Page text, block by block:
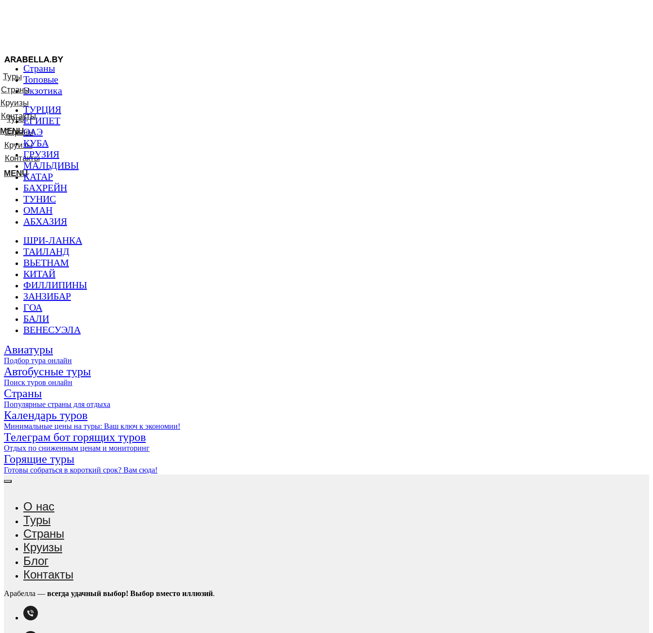
Туры
Страны
Круизы
Контакты
MENU
Туры
Страны
Круизы
Контакты
MENU
Страны
Топовые
Экзотика
ТУРЦИЯ
ЕГИПЕТ
ОАЭ
КУБА
ГРУЗИЯ
МАЛЬДИВЫ
КАТАР
БАХРЕЙН
ТУНИС
ОМАН
АБХАЗИЯ
ШРИ-ЛАНКА
ТАИЛАНД
ВЬЕТНАМ
КИТАЙ
ФИЛЛИПИНЫ
ЗАНЗИБАР
ГОА
БАЛИ
ВЕНЕСУЭЛА
Авиатуры
Подбор тура онлайн
Автобусные туры
Поиск туров онлайн
Страны
Популярные страны для отдыха
Календарь туров
Минимальные цены на туры: Ваш ключ к экономии!
Телеграм бот горящих туров
Отдых по сниженным ценам и мониторинг
Горящие туры
Готовы собраться в короткий срок? Вам сюда!
О нас
Туры
Страны
Круизы
Блог
Контакты
Арабелла — всегда удачный выбор! Выбор вместо иллюзий.